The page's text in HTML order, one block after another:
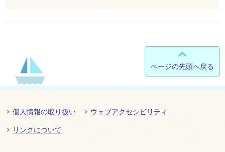
ページの先頭へ戻る
個人情報の取り扱い ウェブアクセシビリティ
リンクについて